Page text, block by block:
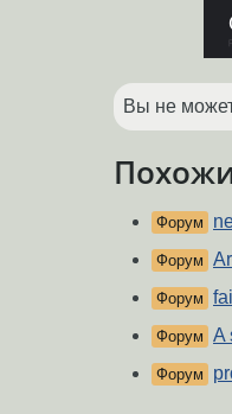
Вы не
Форум
Форум
Форум
Форум A
Форум